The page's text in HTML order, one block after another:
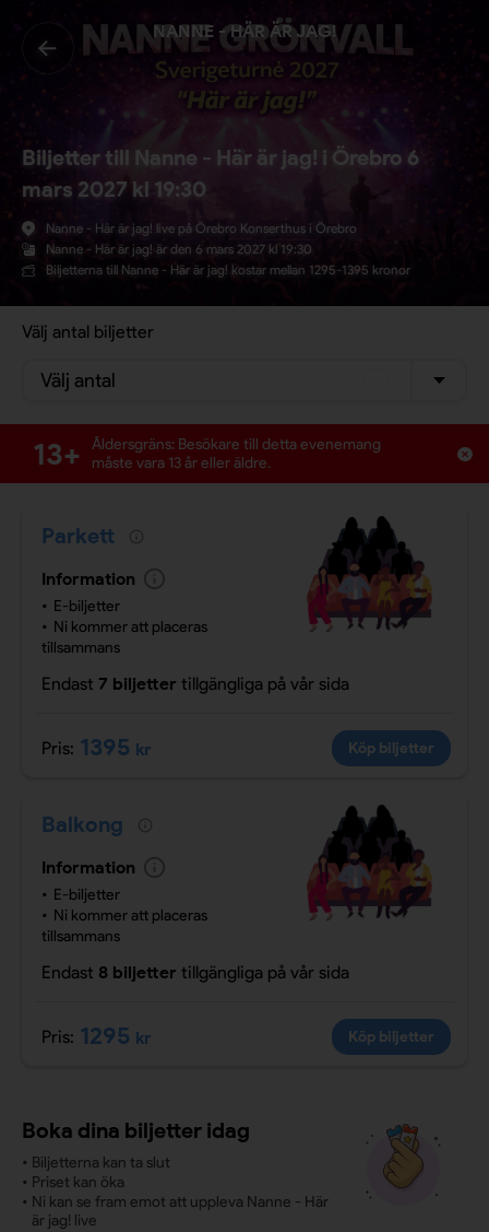
NANNE - HÄR ÄR JAG!
Biljetter till Nanne - Här är jag! i Örebro 6
mars 2027 kl 19:30
Nanne - Här är jag! live på Örebro Konserthus i Örebro
Nanne - Här är jag! är den 6 mars 2027 kl 19:30
Biljetterna till Nanne - Här är jag! kostar mellan 1295-1395 kronor
Välj antal biljetter
Välj antal
13+
Åldersgräns: Besökare till detta evenemang
måste vara 13 år eller äldre.
Parkett
Information
E-biljetter
Ni kommer att placeras
tillsammans
Endast 7 biljetter tillgängliga på vår sida
Pris: 1395 kr Köp biljetter
Balkong
Information
E-biljetter
Ni kommer att placeras
tillsammans
Endast 8 biljetter tillgängliga på vår sida
Pris: 1295 kr Köp biljetter
Boka dina biljetter idag
• Biljetterna kan ta slut
• Priset kan öka
• Ni kan se fram emot att uppleva Nanne - Här
är jag! live